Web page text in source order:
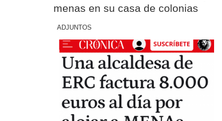
menas en su casa de colonias
ADJUNTOS